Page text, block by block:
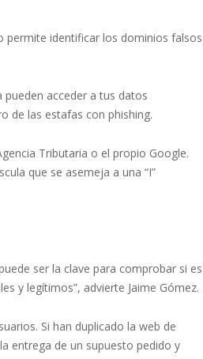
permite identificar los dominios falsos
acceder a tus datos
de las estafas con phishing.
Tributaria o el propio Google.
que se asemeja a una “I”
ser la clave para comprobar si es
y legítimos”, advierte Jaime Gómez.
Si han duplicado la web de
entrega de un supuesto pedido y